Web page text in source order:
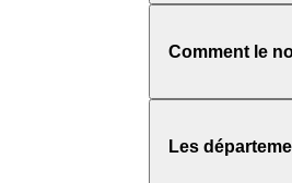
Comment le
Les